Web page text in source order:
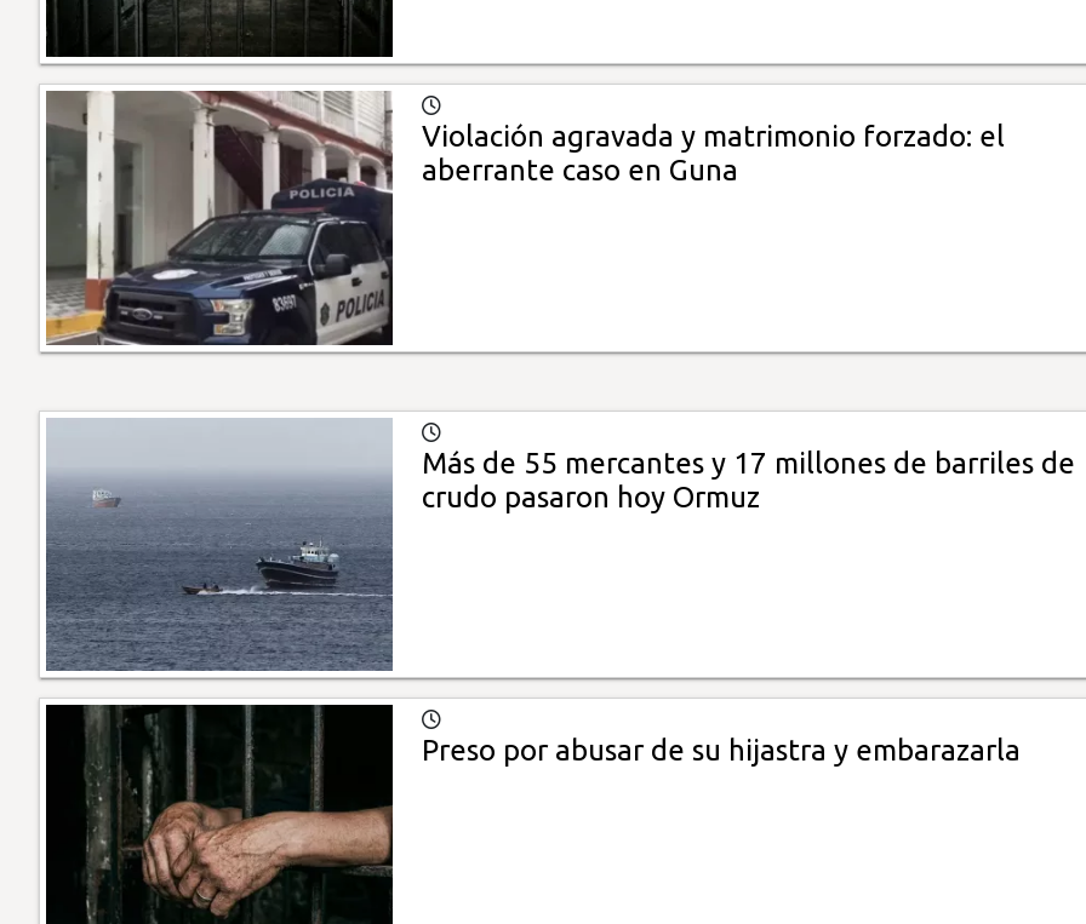
Violación agravada y matrimonio forzado: el
aberrante caso en Guna
Más de 55 mercantes y 17 millones de barriles de
crudo pasaron hoy Ormuz
Preso por abusar de su hijastra y embarazarla